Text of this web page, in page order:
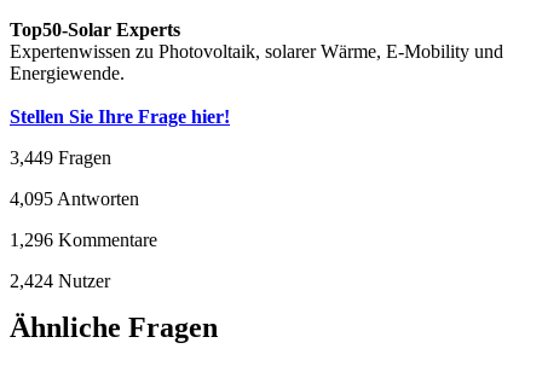
Top50-Solar Experts
Expertenwissen zu Photovoltaik, solarer Wärme, E-Mobility und
Energiewende.
Stellen Sie Ihre Frage hier!
3,449 Fragen
4,095 Antworten
1,296 Kommentare
2,424 Nutzer
Ähnliche Fragen